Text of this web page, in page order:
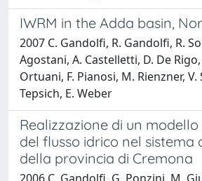
IWRM in the Adda basin,
2007 C. Gandolfi, R. Gandolfi, R.
Agostani, A. Castelletti, D. De Rigo,
Ortuani, F. Pianosi, M. Rienzner, V.
Tepsich, E. Weber
Realizzazione di un
del flusso idrico nel sistema
della provincia di Cremona